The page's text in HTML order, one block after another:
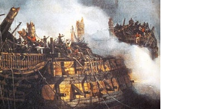
zdraví
medicína